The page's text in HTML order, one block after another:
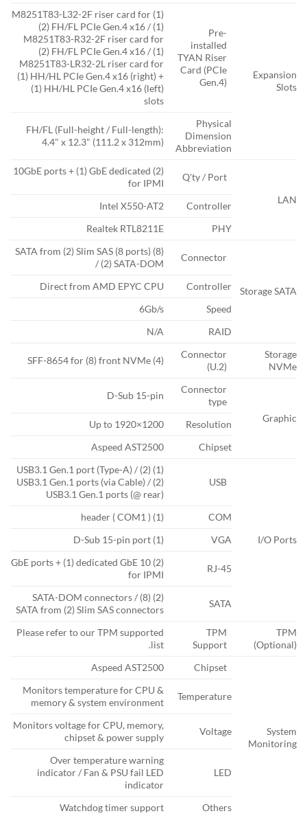
Expansion
Slots
Pre-
installed
TYAN Riser
Card (PCIe
Gen.4)
(1) M8251T83-L32-2F riser card for
(2) FH/FL PCIe Gen.4 x16 / (1)
M8251T83-R32-2F riser card for
(2) FH/FL PCIe Gen.4 x16 / (1)
M8251T83-LR32-2L riser card for
(1) HH/HL PCIe Gen.4 x16 (right) +
(1) HH/HL PCIe Gen.4 x16 (left)
slots
Physical
Dimension
Abbreviation
FH/FL (Full-height / Full-length):
4.4" x 12.3" (111.2 x 312mm)
LAN
Q'ty / Port
(2) 10GbE ports + (1) GbE dedicated
for IPMI
Controller
Intel X550-AT2
PHY
Realtek RTL8211E
Storage SATA
Connector
(8) SATA from (2) Slim SAS (8 ports)
/ (2) SATA-DOM
Controller
Direct from AMD EPYC CPU
Speed
6Gb/s
RAID
N/A
Storage
NVMe
Connector
(U.2)
(4) SFF-8654 for (8) front NVMe
Graphic
Connector
type
D-Sub 15-pin
Resolution
Up to 1920×1200
Chipset
Aspeed AST2500
I/O Ports
USB
(1) USB3.1 Gen.1 port (Type-A) / (2)
USB3.1 Gen.1 ports (via Cable) / (2)
USB3.1 Gen.1 ports (@ rear)
COM
(1) header ( COM1 )
VGA
(1) D-Sub 15-pin port
RJ-45
(2) 10 GbE ports + (1) dedicated GbE
for IPMI
SATA
(2) SATA-DOM connectors / (8)
SATA from (2) Slim SAS connectors
TPM
(Optional)
TPM
Support
Please refer to our TPM supported
list.
System
Monitoring
Chipset
Aspeed AST2500
Temperature
Monitors temperature for CPU &
memory & system environment
Voltage
Monitors voltage for CPU, memory,
chipset & power supply
LED
Over temperature warning
indicator / Fan & PSU fail LED
indicator
Others
Watchdog timer support